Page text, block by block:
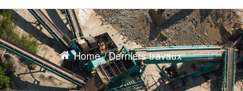
Home Derniers travaux